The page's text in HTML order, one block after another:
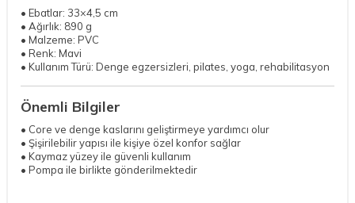
• Ebatlar: 33×4,5 cm
• Ağırlık: 890 g
• Malzeme: PVC
• Renk: Mavi
• Kullanım Türü: Denge egzersizleri, pilates, yoga, rehabilitasyon
Önemli Bilgiler
• Core ve denge kaslarını geliştirmeye yardımcı olur
• Şişirilebilir yapısı ile kişiye özel konfor sağlar
• Kaymaz yüzey ile güvenli kullanım
• Pompa ile birlikte gönderilmektedir